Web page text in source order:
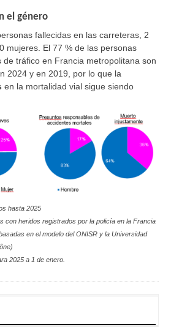
el género
fallecidas en las carreteras, 2
mujeres. El 77 % de las personas
de tráfico en Francia metropolitana son
2024 y en 2019, por lo que la
en la mortalidad vial sigue siendo
hasta 2025
con heridos registrados por la policía en la Francia
en el modelo del ONISR y la Universidad
2025 a 1 de enero.